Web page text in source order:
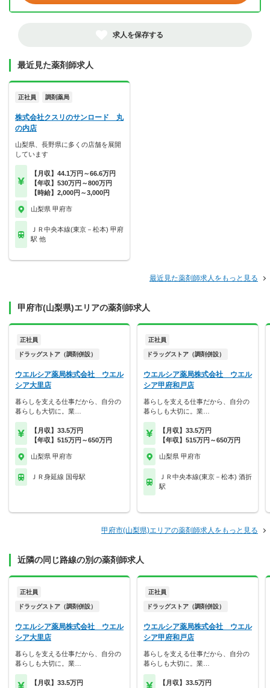
求人を保存する
最近見た薬剤師求人
正社員 調剤薬局
株式会社クスリのサンロード 丸
の内店
山梨県、長野県に多くの店舗を展開
しています
【月収】44.1万円～66.6万円
【年収】530万円～800万円
【時給】2,000円～3,000円
山梨県 甲府市
ＪＲ中央本線(東京－松本) 甲府
駅 他
最近見た薬剤師求人をもっと見る
甲府市(山梨県)エリアの薬剤師求人
正社員
ドラッグストア（調剤併設）
ウエルシア薬局株式会社 ウエル
シア大里店
暮らしを支える仕事だから、自分の
暮らしも大切に。業…
【月収】33.5万円
【年収】515万円～650万円
山梨県 甲府市
ＪＲ身延線 国母駅
正社員
ドラッグストア（調剤併設）
ウエルシア薬局株式会社 ウエル
シア甲府和戸店
暮らしを支える仕事だから、自分の
暮らしも大切に。業…
【月収】33.5万円
【年収】515万円～650万円
山梨県 甲府市
ＪＲ中央本線(東京－松本) 酒折
駅
甲府市(山梨県)エリアの薬剤師求人をもっと見る
近隣の同じ路線の別の薬剤師求人
正社員
ドラッグストア（調剤併設）
ウエルシア薬局株式会社 ウエル
シア大里店
暮らしを支える仕事だから、自分の
暮らしも大切に。業…
【月収】33.5万円
正社員
ドラッグストア（調剤併設）
ウエルシア薬局株式会社 ウエル
シア甲府和戸店
暮らしを支える仕事だから、自分の
暮らしも大切に。業…
【月収】33.5万円